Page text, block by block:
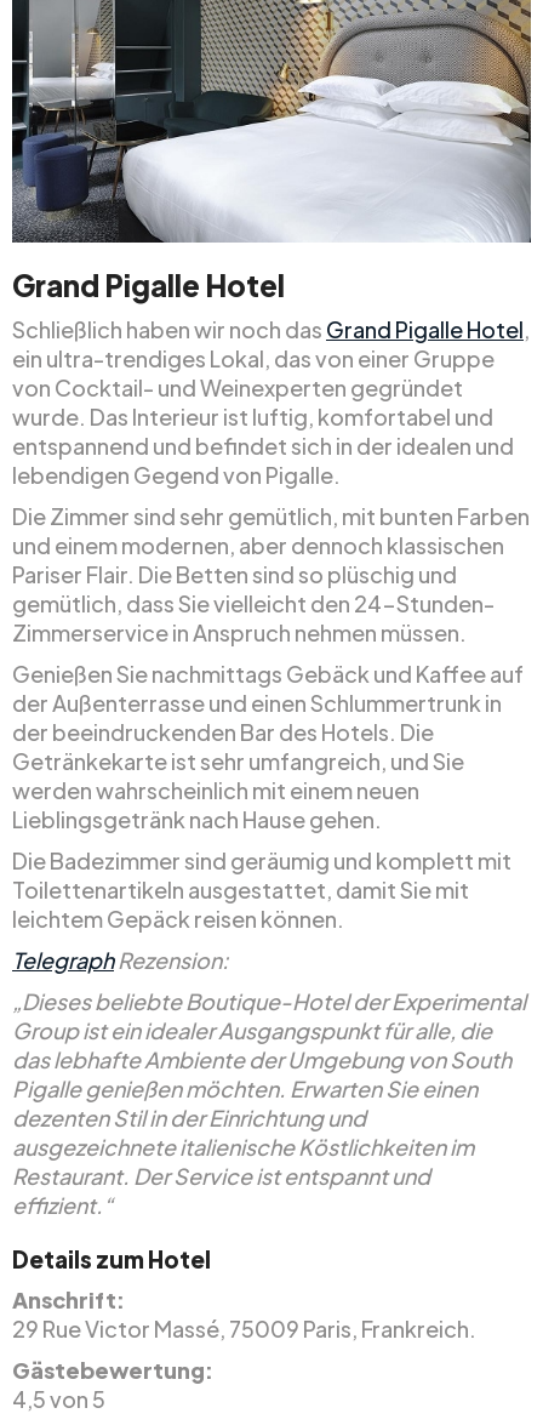
Grand Pigalle Hotel
Schließlich haben wir noch das Grand Pigalle Hotel,
ein ultra-trendiges Lokal, das von einer Gruppe
von Cocktail- und Weinexperten gegründet
wurde. Das Interieur ist luftig, komfortabel und
entspannend und befindet sich in der idealen und
lebendigen Gegend von Pigalle.
Die Zimmer sind sehr gemütlich, mit bunten Farben
und einem modernen, aber dennoch klassischen
Pariser Flair. Die Betten sind so plüschig und
gemütlich, dass Sie vielleicht den 24-Stunden-
Zimmerservice in Anspruch nehmen müssen.
Genießen Sie nachmittags Gebäck und Kaffee auf
der Außenterrasse und einen Schlummertrunk in
der beeindruckenden Bar des Hotels. Die
Getränkekarte ist sehr umfangreich, und Sie
werden wahrscheinlich mit einem neuen
Lieblingsgetränk nach Hause gehen.
Die Badezimmer sind geräumig und komplett mit
Toilettenartikeln ausgestattet, damit Sie mit
leichtem Gepäck reisen können.
TelegraphRezension:
„Dieses beliebte Boutique-Hotel der Experimental
Group ist ein idealer Ausgangspunkt für alle, die
das lebhafte Ambiente der Umgebung von South
Pigalle genießen möchten. Erwarten Sie einen
dezenten Stil in der Einrichtung und
ausgezeichnete italienische Köstlichkeiten im
Restaurant. Der Service ist entspannt und
effizient.“
Details zum Hotel
Anschrift:
29 Rue Victor Massé, 75009 Paris, Frankreich.
Gästebewertung:
4,5 von 5